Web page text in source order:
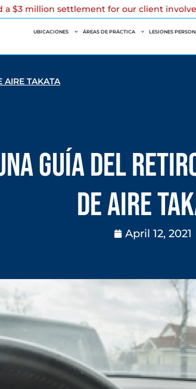
a $3 million settlement for our client
UBICACIONES ÁREAS DE PRÁCTICA LESIONES
AIRE TAKATA
guía del
de aire
April 12, 2021